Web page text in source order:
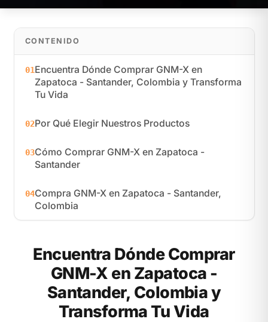
CONTENIDO
01Encuentra Dónde Comprar GNM-X en
Zapatoca - Santander, Colombia y Transforma
Tu Vida
02Por Qué Elegir Nuestros Productos
03Cómo Comprar GNM-X en Zapatoca -
Santander
04Compra GNM-X en Zapatoca - Santander,
Colombia
Encuentra Dónde Comprar
GNM-X en Zapatoca -
Santander, Colombia y
Transforma Tu Vida